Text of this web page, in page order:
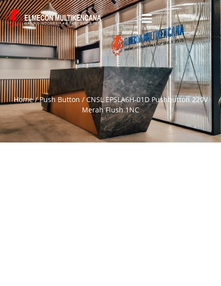
Home/Push Button / CNSL EPSLA6H-01D Pushbutton 220V
Merah Flush 1NC